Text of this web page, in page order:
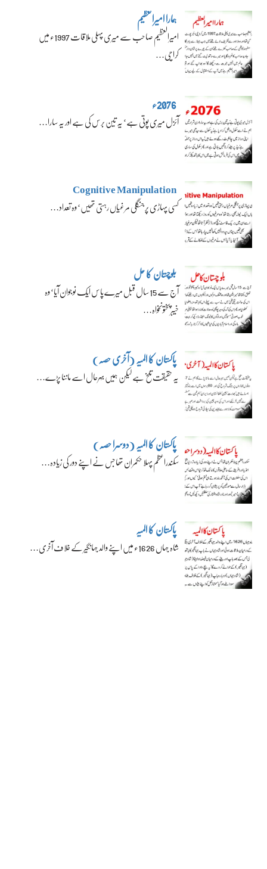
ہمارا امیرالعظیم
امیرالعظیم صاحب سے میری پہلی ملاقات 1997ء میں
کراچی…
2076ء
آئزل میری پوتی ہے‘ یہ تین برس کی ہے اور یہ سارا…
Cognitive Manipulation
کسی پہاڑی پر جنگلی مرغیاں رہتی تھیں‘ وہ تعداد…
بلوچستان کا حل
آج سے 15 سال قبل میرے پاس ایک نوجوان آیا‘ وہ
خیبرپختونخواہ…
پاکستان کا المیہ (آخری حصہ)
یہ حقیقت تلخ ہے لیکن ہمیں بہرحال اسے ماننا پڑے…
پاکستان کا المیہ (دوسرا حصہ)
سکندراعظم پہلا حکمران تھا جس نے اپنے دور کی زیادہ…
پاکستان کا المیہ
شاہ جہاں 1626ء میں اپنے والد جہانگیر کے خلاف آخری…